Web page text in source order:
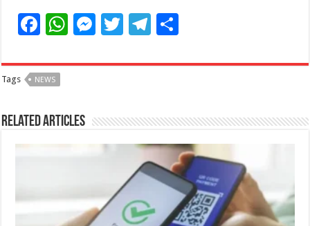
F
c
e
b
o
W
at
A
p
M
ss
n
g
e
T
itt
r
T
e
ra
m
ar
Tags NEWS
Related Articles